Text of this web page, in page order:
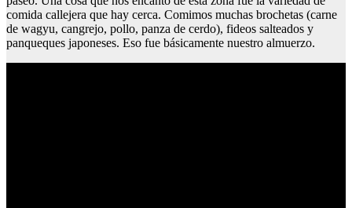
comida callejera que hay cerca. Comimos muchas brochetas (carne
de wagyu, cangrejo, pollo, panza de cerdo), fideos salteados y
panqueques japoneses. Eso fue básicamente nuestro almuerzo.